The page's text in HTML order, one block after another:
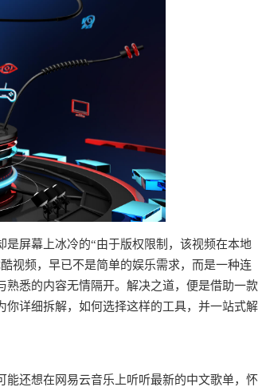
屏幕上冰冷的“由于版权限制，该视频在本地
视频，早已不是简单的娱乐需求，而是一种连
悉的内容无情隔开。解决之道，便是借助一款
详细拆解，如何选择这样的工具，并一站式解
还想在网易云音乐上听听最新的中文歌单，怀